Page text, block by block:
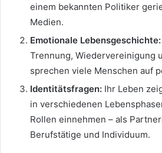
einem bekannten Politiker
Medien.
Emotionale Lebensgeschichte:
Trennung, Wiedervereinigung
sprechen viele Menschen auf
Identitätsfragen: Ihr Leben
in verschiedenen
Rollen einnehmen – als
Berufstätige und Individuum.